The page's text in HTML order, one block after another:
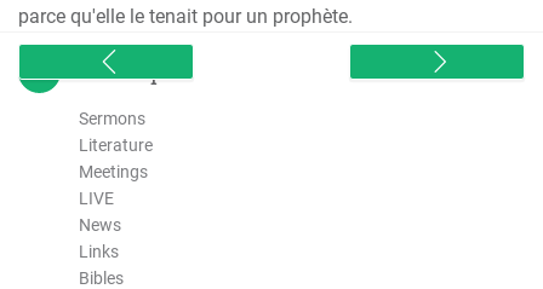
parce qu'elle le tenait pour un prophète.
sitemap
Sermons
Literature
Meetings
LIVE
News
Links
Bibles